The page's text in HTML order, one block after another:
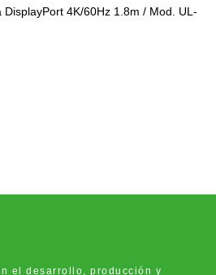
DisplayPort 4K/60Hz 1.8m / Mod. UL-
el desarrollo, producción y